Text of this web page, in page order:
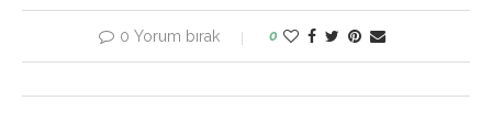
0 Yorum bırak 0